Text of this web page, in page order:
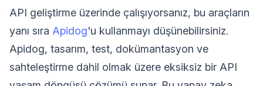
API geliştirme üzerinde çalışıyorsanız, bu araçların
yanı sıra Apidog'u kullanmayı düşünebilirsiniz.
Apidog, tasarım, test, dokümantasyon ve
sahteleştirme dahil olmak üzere eksiksiz bir API